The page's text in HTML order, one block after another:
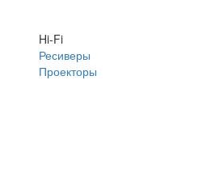
Hi-Fi
Ресиверы
Проекторы